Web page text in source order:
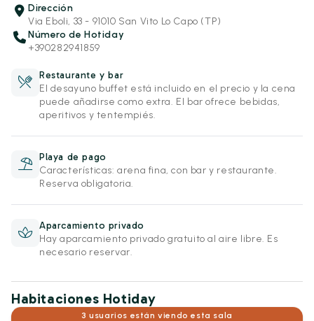
Dirección
Via Eboli, 33 - 91010 San Vito Lo Capo (TP)
Número de Hotiday
+390282941859
Restaurante y bar
El desayuno buffet está incluido en el precio y la cena
puede añadirse como extra. El bar ofrece bebidas,
aperitivos y tentempiés.
Playa de pago
Características: arena fina, con bar y restaurante.
Reserva obligatoria.
Aparcamiento privado
Hay aparcamiento privado gratuito al aire libre. Es
necesario reservar.
Habitaciones Hotiday
3 usuarios están viendo esta sala